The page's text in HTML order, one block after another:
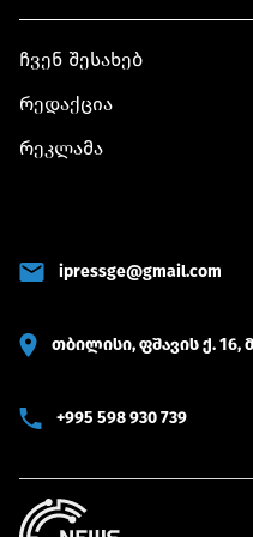
ჩვენ შესახებ
რედაქცია
რეკლამა
ipressge@gmail.com
თბილისი, ფშავის ქ. 16,
+995 598 930 739